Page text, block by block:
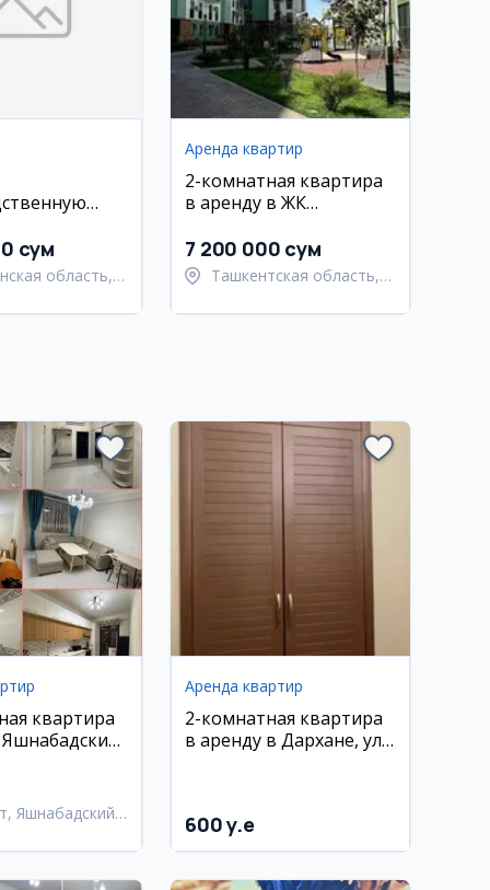
сум
область,
Аренда квартир
2-комнатная квартира
в аренду в ЖК
район
7 200 000 сум
Ташкентская область,
квартира
Яшнабадский
Аренда квартир
2-комнатная квартира
в аренду в Дархане, ул.
600 y.e